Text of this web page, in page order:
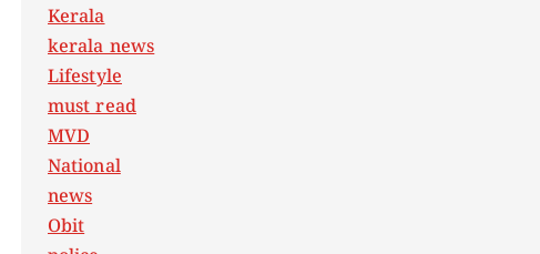
Kerala
kerala news
Lifestyle
must read
MVD
National
news
Obit